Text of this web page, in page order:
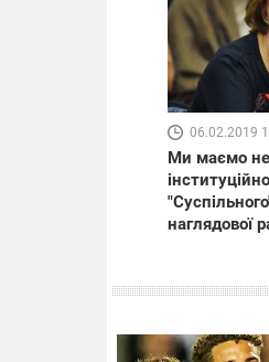
06.02.2019
Ми маємо
наглядової